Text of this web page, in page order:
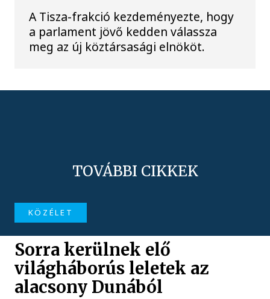
A Tisza-frakció kezdeményezte, hogy
a parlament jövő kedden válassza
meg az új köztársasági elnököt.
TOVÁBBI CIKKEK
KÖZÉLET
Sorra kerülnek elő
világháborús leletek az
alacsony Dunából